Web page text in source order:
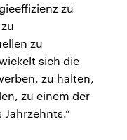
zu
zu
sich die
zu halten,
zu einem der